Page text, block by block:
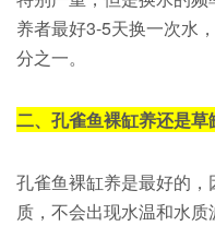
养者最好3-5天换一次水
分之一。
二、孔雀鱼裸缸养还是草
孔雀鱼裸缸养是最好的
质，不会出现水温和水